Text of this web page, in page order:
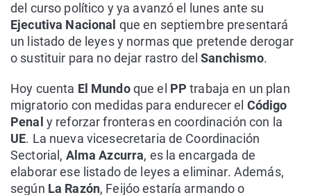
del curso político y ya avanzó el lunes ante su
Ejecutiva Nacional que en septiembre presentará
un listado de leyes y normas que pretende derogar
o sustituir para no dejar rastro delSanchismo.
Hoy cuenta El Mundoque el PP trabaja en un plan
migratorio con medidas para endurecer el Código
Penal y reforzar fronteras en coordinación con la
UE. La nueva vicesecretaria de Coordinación
Sectorial, Alma Azcurra, es la encargada de
elaborar ese listado de leyes a eliminar. Además,
según La Razón, Feijóo estaría armando o